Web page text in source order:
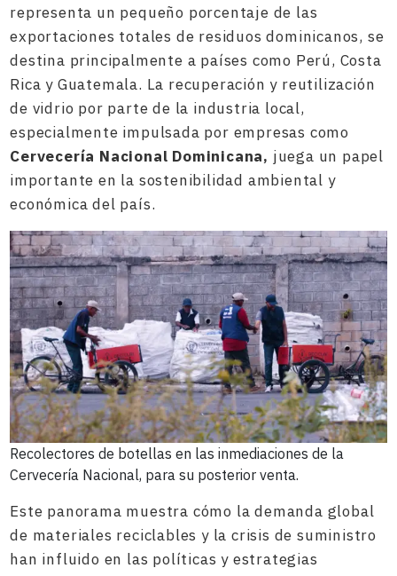
representa un pequeño porcentaje de las
exportaciones totales de residuos dominicanos, se
destina principalmente a países como Perú, Costa
Rica y Guatemala. La recuperación y reutilización
de vidrio por parte de la industria local,
especialmente impulsada por empresas como
Cervecería Nacional Dominicana, juega un papel
importante en la sostenibilidad ambiental y
económica del país.
Recolectores de botellas en las inmediaciones de la
Cervecería Nacional, para su posterior venta.
Este panorama muestra cómo la demanda global
de materiales reciclables y la crisis de suministro
han influido en las políticas y estrategias